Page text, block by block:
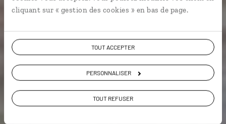
cliquant sur « gestion des cookies » en bas de page.
TOUT ACCEPTER
PERSONNALISER
TOUT REFUSER
(867 avis sur l'Ecosse)
VOIR NOS 14 IDÉES DE VOYAGE EN ECOSSE